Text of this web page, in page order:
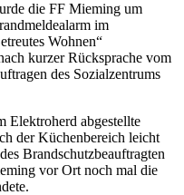
die FF Mieming um
im
Wohnen“
kurzer Rücksprache vom
des Sozialzentrums
Elektroherd abgestellte
der Küchenbereich leicht
Brandschutzbeauftragten
vor Ort noch mal die